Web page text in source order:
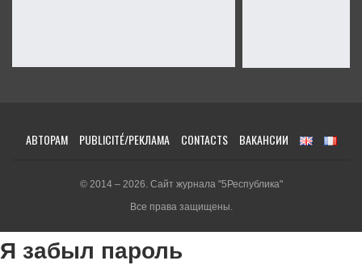
АВТОРАМ PUBLICITÉ/РЕКЛАМА CONTACTS ВАКАНСИИ
© 2014 – 2026. Сайт журнала "5Республика"
Все права защищены.
Я забыл пароль